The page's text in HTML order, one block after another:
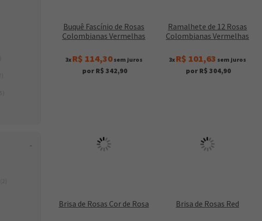
Buquê Fascínio de Rosas
Colombianas Vermelhas
3x R$ 114,30sem juros
por R$ 342,90
Ramalhete de 12 Rosas
Colombianas Vermelhas
3x R$ 101,63 sem juros
por R$ 304,90
Brisa de Rosas Cor de Rosa Brisa de Rosas Red